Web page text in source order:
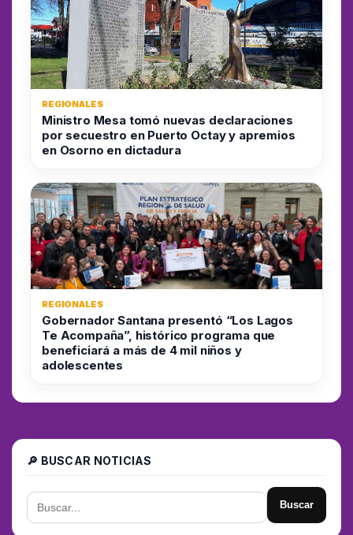
REGIONALES
Ministro Mesa tomó nuevas declaraciones
por secuestro en Puerto Octay y apremios
en Osorno en dictadura
REGIONALES
Gobernador Santana presentó “Los Lagos
Te Acompaña”, histórico programa que
beneficiará a más de 4 mil niños y
adolescentes
🔎 BUSCAR NOTICIAS
Buscar